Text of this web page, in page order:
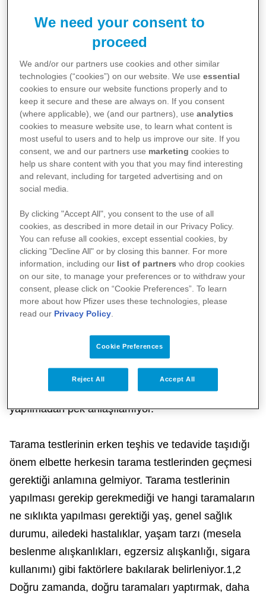
Hastalık taramaları, yani herhangi bir hastalık
belirtisi yokken çeşitli testler ile hastalık olasılığının
araştırılması hastalıkların, tedavi edilme şansının
daha yüksek olduğu erken dönemde tespit
edilmesine olasılık veriyor.
Birkaç örnek vermek gerekirse;
Uygun tarama yöntemleri ile rahim ağzı kanseri
görülme sıklığı %80 oranında düşürülebiliyor.
Yine taramalar sayesinde kalın bağırsak kanserinin
yol açtığı ölüm riski %16, meme kanseriyle ilgili
ölüm riskiyse neredeyse yarı yarıya, %45-50
azaltılabiliyor.2
Şeker hastalığı için tarama yaptırarak hastalığın
risklerini azaltmak, daha uzun ve kaliteli bir yaşam
sürebilmek mümkün.
Belli bir yaştan sonra düzenli tansiyon ölçümü
inme riskini artıran yüksek tansiyon, ölçüm
yapılmadan pek anlaşılamıyor.
Tarama testlerinin erken teşhis ve tedavide taşıdığı
önem elbette herkesin tarama testlerinden geçmesi
gerektiği anlamına gelmiyor. Tarama testlerinin
yapılması gerekip gerekmediği ve hangi taramaların
ne sıklıkta yapılması gerektiği yaş, genel sağlık
durumu, ailedeki hastalıklar, yaşam tarzı (mesela
beslenme alışkanlıkları, egzersiz alışkanlığı, sigara
kullanımı) gibi faktörlere bakılarak belirleniyor.1,2
Doğru zamanda, doğru taramaları yaptırmak, daha
We need your consent to
proceed
We and/or our partners use cookies and other similar
technologies (“cookies”) on our website. We useessential
cookies to ensure our website functions properly and to
keep it secure and these are always on. If you consent
(where applicable), we (and our partners), useanalytics
cookies to measure website use, to learn what content is
most useful to users and to help us improve our site. If you
consent, we and our partners use marketing cookies to
help us share content with you that you may find interesting
and relevant, including for targeted advertising and on
social media.
By clicking "Accept All", you consent to the use of all
cookies, as described in more detail in our Privacy Policy.
You can refuse all cookies, except essential cookies, by
clicking "Decline All" or by closing this banner. For more
information, including our list of partners who drop cookies
on our site, to manage your preferences or to withdraw your
consent, please click on “Cookie Preferences”. To learn
more about how Pfizer uses these technologies, please
read our Privacy Policy.
Cookie Preferences
Reject All Accept All